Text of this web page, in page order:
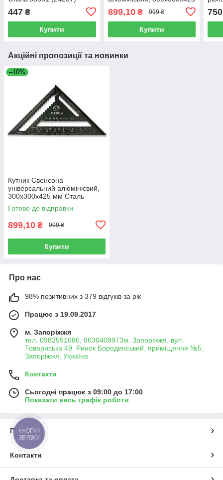
447 ₴
Купити
мм Сталь 128449 (24270)
899,10₴ 999 ₴
Купити
мм,
750
Акційні пропозиції та новинки
–10%
Кутник Свенсона
універсальний алюмінієвий,
300x300x425 мм Сталь
128449 (24270)
Готово до відправки
899,10 ₴ 999 ₴
Купити
Про нас
98% позитивних з 379 відгуків за рік
Працює з 19.09.2017
м. Запоріжжя
тел. 0982591086, 0630408973м. Запоріжжя. вул.
Товариська 49. Ринок Бородинський. приміщення №5,
Запоріжжя, Україна
Контакти
Сьогодні працює з 09:00 до 17:00
Показати весь графік роботи
Про нас
Контакти
КНОПКА
ЗВ'ЯЗКУ